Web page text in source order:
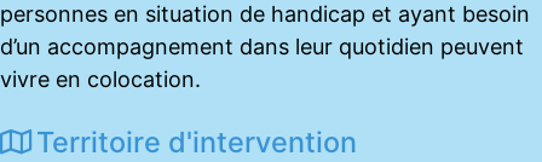
personnes en situation de handicap et ayant besoin
d’un accompagnement dans leur quotidien peuvent
vivre en colocation.
Territoire d'intervention